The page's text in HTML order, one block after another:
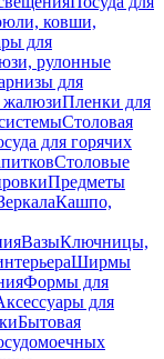
ковши,
для
рулонные
для
жалюзиПленки для
Столовая
для горячих
Столовые
Предметы
Кашпо,
ВазыКлючницы,
Ширмы
Формы для
для
Бытовая